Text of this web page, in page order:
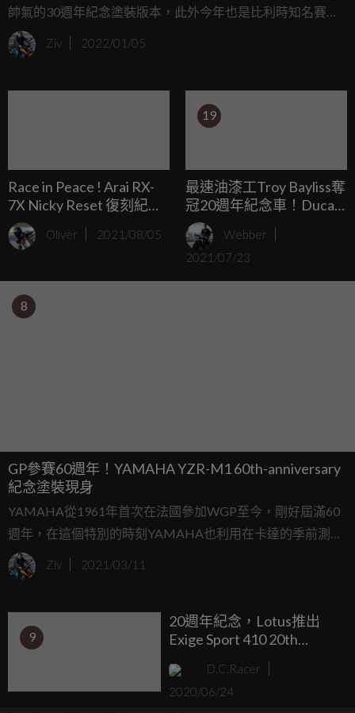
帥氣的30週年紀念塗裝版本，此外今年也是比利時知名賽道
「Circuit de Spa-Francorchamps」成立第100週年，為了慶祝
這條賽道的首個世紀紀念，比利時賽道活動主辦DG Sports推
Ziv 2022/01/05
Race in Peace ! Arai RX-
7X Nicky Reset 復刻紀念
帽
Oliver 2021/08/05
19
最速油漆工Troy Bayliss奪
冠20週年紀念車！Ducati
Panigale V2 Bayliss 1st
Championship 20th
Anniversary
Webber
2021/07/23
8
GP參賽60週年！YAMAHA YZR-M1 60th-anniversary
紀念塗裝現身
YAMAHA從1961年首次在法國參加WGP至今，剛好屆滿60
週年，在這個特別的時刻YAMAHA也利用在卡達的季前測試
活動，和今年重新回歸YAMAHA陣營的測試車手Cal
Crutchlow合作，曝光這台採用60週年紀念塗裝的YZR-M1廠
Ziv 2021/03/11
9
20週年紀念，Lotus推出
Exige Sport 410 20th
Anniversary特仕車
D.C.Racer
2020/06/24